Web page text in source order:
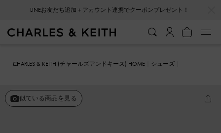
会員登録＋ニュースレター登録で10%OFFクーポンプレゼント！
CHARLES & KEITH (チャールズアンドキース) HOME
シューズ
似ている商品を見る